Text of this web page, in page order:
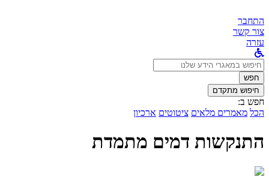
התחבר
צור קשר
עזרה
לחפש
ב:חפש
חיפוש מתקדם
חפש ב:
הכל מאמרים מלאים ציטוטים ארכיון
התנקשות דמים מתמדת